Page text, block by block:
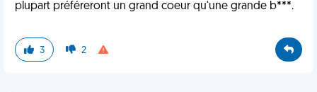
plupart préféreront un grand coeur qu'une grande b***.
3 2